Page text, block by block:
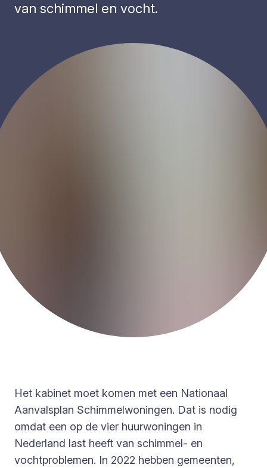
van schimmel en vocht.
Het kabinet moet komen met een Nationaal
Aanvalsplan Schimmelwoningen. Dat is nodig
omdat een op de vier huurwoningen in
Nederland last heeft van schimmel- en
vochtproblemen. In 2022 hebben gemeenten,